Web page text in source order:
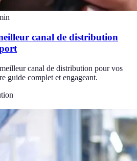
canal de distribution
canal de distribution pour vos
guide complet et engageant.